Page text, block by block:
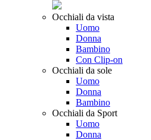
Occhiali da vista
Uomo
Donna
Bambino
Con Clip-on
Occhiali da sole
Uomo
Donna
Bambino
Occhiali da Sport
Uomo
Donna